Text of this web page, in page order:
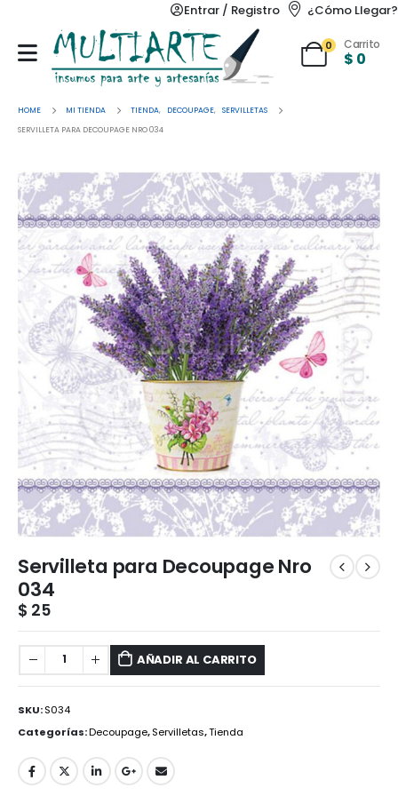
Entrar / Registro ¿Cómo Llegar?
0 Carrito
$ 0
HOME MI TIENDA TIENDA, DECOUPAGE, SERVILLETAS
SERVILLETA PARA DECOUPAGE NRO 034
Servilleta para Decoupage Nro
034
$ 25
AÑADIR AL CARRITO
SKU:S034
Categorías:Decoupage,Servilletas,Tienda